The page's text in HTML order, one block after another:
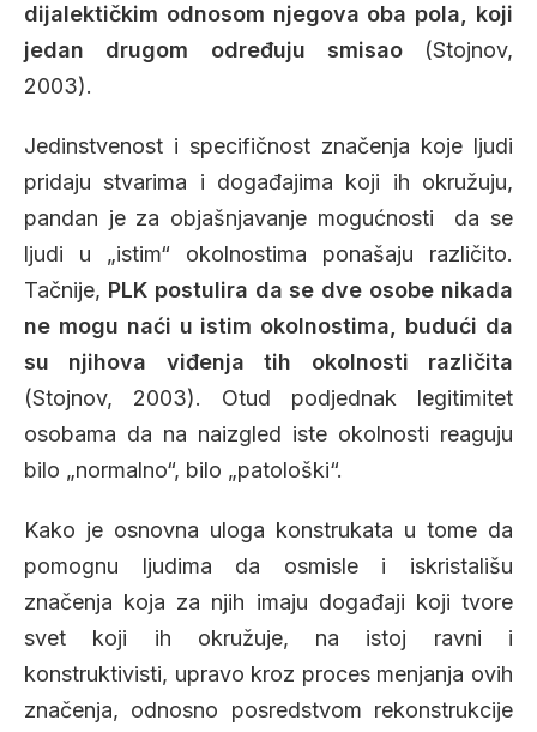
dijalektičkim odnosom njegova oba pola, koji
jedan drugom određuju smisao(Stojnov,
2003).
Jedinstvenost i specifičnost značenja koje ljudi
pridaju stvarima i događajima koji ih okružuju,
pandan je za objašnjavanje mogućnosti da se
ljudi u „istim“ okolnostima ponašaju različito.
Tačnije, PLK postulira da se dve osobe nikada
ne mogu naći u istim okolnostima, budući da
su njihova viđenja tih okolnosti različita
(Stojnov, 2003). Otud podjednak legitimitet
osobama da na naizgled iste okolnosti reaguju
bilo „normalno“, bilo „patološki“.
Kako je osnovna uloga konstrukata u tome da
pomognu ljudima da osmisle i iskristališu
značenja koja za njih imaju događaji koji tvore
svet koji ih okružuje, na istoj ravni i
konstruktivisti, upravo kroz proces menjanja ovih
značenja, odnosno posredstvom rekonstrukcije